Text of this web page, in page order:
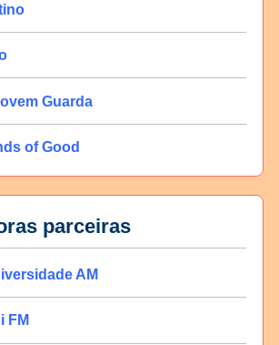
Guarda
of Good
parceiras
AM
FM